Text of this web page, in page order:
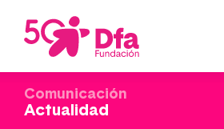
contenido
principal
Comunicación
Actualidad